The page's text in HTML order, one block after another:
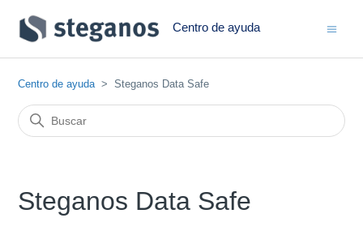
Centro de ayuda
Centro de ayuda Steganos Data Safe
Steganos Data Safe